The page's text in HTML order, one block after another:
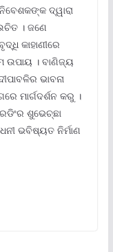
ଦ୍ୱାରା
। ଜଣେ
କାହାଣୀରେ
ଉପାୟ । ବାଣିଜ୍ୟ
ଭାବନା
ମାର୍ଗଦର୍ଶନ କରୁ ।
ଶୁଭେଚ୍ଛା
ଭବିଷ୍ୟତ ନିର୍ମାଣ